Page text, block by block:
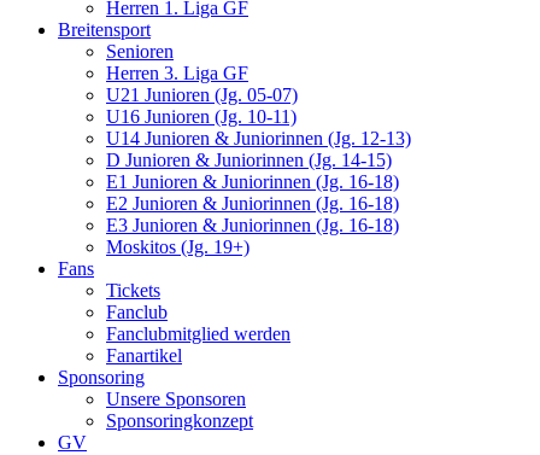
Herren 1. Liga GF
Breitensport
Senioren
Herren 3. Liga GF
U21 Junioren (Jg. 05-07)
U16 Junioren (Jg. 10-11)
U14 Junioren & Juniorinnen (Jg. 12-13)
D Junioren & Juniorinnen (Jg. 14-15)
E1 Junioren & Juniorinnen (Jg. 16-18)
E2 Junioren & Juniorinnen (Jg. 16-18)
E3 Junioren & Juniorinnen (Jg. 16-18)
Moskitos (Jg. 19+)
Fans
Tickets
Fanclub
Fanclubmitglied werden
Fanartikel
Sponsoring
Unsere Sponsoren
Sponsoringkonzept
GV